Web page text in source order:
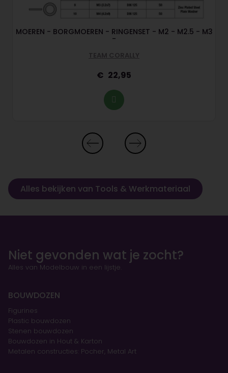
MOEREN - BORGMOEREN - RINGENSET - M2 - M2.5 - M3
-
TEAM CORALLY
22,95
Alles bekijken van Tools & Werkmateriaal
Niet gevonden wat je zocht?
Alles van Modelbouw in een lijstje.
BOUWDOZEN
Figurines
Plastic bouwdozen
Stenen bouwdozen
Bouwdozen in Hout & Karton
Metalen constructies: Pocher, Metal Art